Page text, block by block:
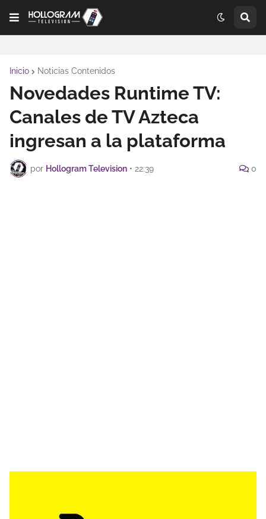
Inicio Noticias Contenidos
Novedades Runtime TV:
Canales de TV Azteca
ingresan a la plataforma
por Hollogram Television • 22:39 0